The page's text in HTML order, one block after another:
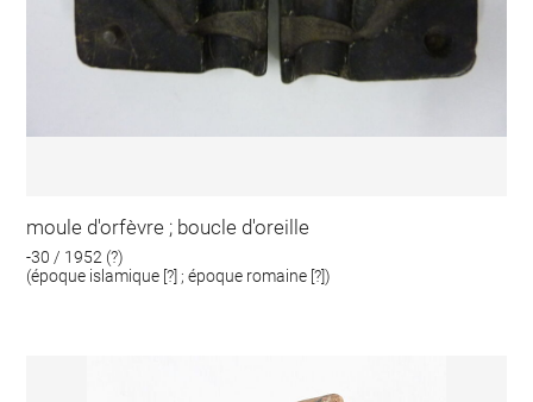
moule d'orfèvre ; boucle d'oreille
-30 / 1952 (?)
(époque islamique [?] ; époque romaine [?])